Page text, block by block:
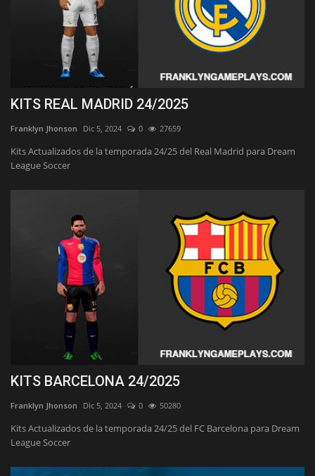
KITS REAL MADRID 24/2025
Franklyn Jhonson Dic 5, 2024 0 27659
Kits Actualizados de la temporada 24/25 del Real Madrid para Dream
League Soccer
KITS BARCELONA 24/2025
Franklyn Jhonson Dic 5, 2024 0 50280
Kits Actualizados de la temporada 24/25 del FC Barcelona para Dream
League Soccer